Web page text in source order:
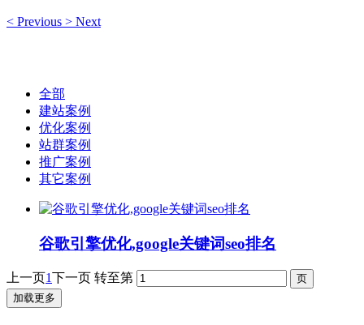
< Previous > Next
全部
建站案例
优化案例
站群案例
推广案例
其它案例
谷歌引擎优化,google关键词seo排名
上一页1下一页 转至第
加载更多